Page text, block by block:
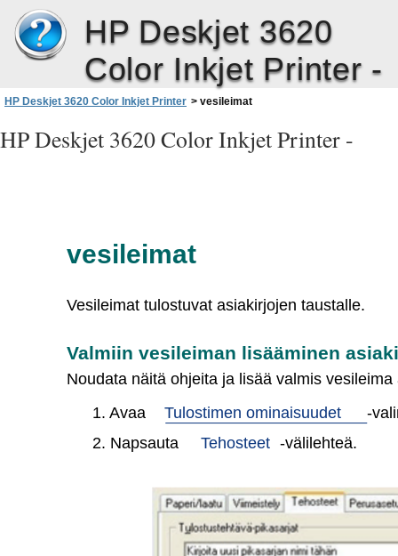
HP Deskjet 3620
Color Inkjet Printer -
HP Deskjet 3620 Color Inkjet Printer > vesileimat
HP Deskjet 3620 Color Inkjet Printer -
vesileimat
Vesileimat tulostuvat asiakirjojen taustalle.
Valmiin vesileiman lisääminen
Noudata näitä ohjeita ja lisää valmis vesileima
1. Avaa
Tulostimen ominaisuudet
-
2. Napsauta
Tehosteet -välilehteä.